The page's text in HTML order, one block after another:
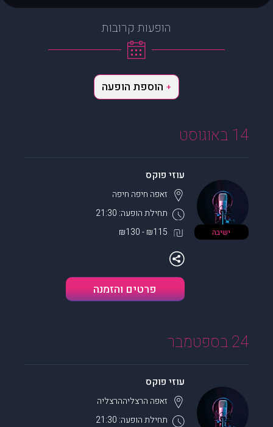
הופעות קרובות
+ הוספת הופעה
14 באוגוסט
ישיבה
עוזי פוקס
תחילת הופעה: 21:30
זאפה חיפה חיפה
₪115 - ₪130
פרטים והזמנה
24 בספטמבר
עוזי פוקס
תחילת הופעה: 21:30
זאפה הרצליההרצליה